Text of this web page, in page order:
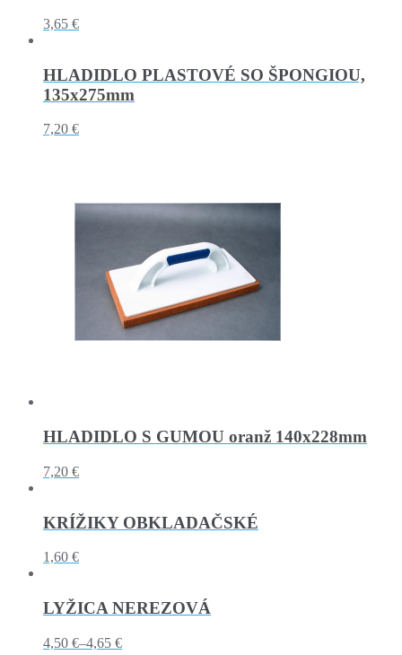
3,65 €
HLADIDLO PLASTOVÉ SO ŠPONGIOU,
135x275mm
7,20 €
HLADIDLO S GUMOU oranž 140x228mm
7,20 €
KRÍŽIKY OBKLADAČSKÉ
1,60 €
LYŽICA NEREZOVÁ
4,50 €–4,65 €